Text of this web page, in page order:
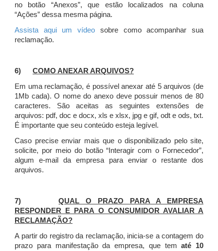
no botão “Anexos”, que estão localizados na coluna
“Ações” dessa mesma página.
Assista aqui um vídeo sobre como acompanhar sua
reclamação.
6) COMO ANEXAR ARQUIVOS?
Em uma reclamação, é possível anexar até 5 arquivos (de
1Mb cada). O nome do anexo deve possuir menos de 80
caracteres. São aceitas as seguintes extensões de
arquivos: pdf, doc e docx, xls e xlsx, jpg e gif, odt e ods, txt.
É importante que seu conteúdo esteja legível.
Caso precise enviar mais que o disponibilizado pelo site,
solicite, por meio do botão “Interagir com o Fornecedor”,
algum e-mail da empresa para enviar o restante dos
arquivos.
7)QUAL O PRAZO PARA A EMPRESA
RESPONDER E PARA O CONSUMIDOR AVALIAR A
RECLAMAÇÃO?
A partir do registro da reclamação, inicia-se a contagem do
prazo para manifestação da empresa, que tematé 10